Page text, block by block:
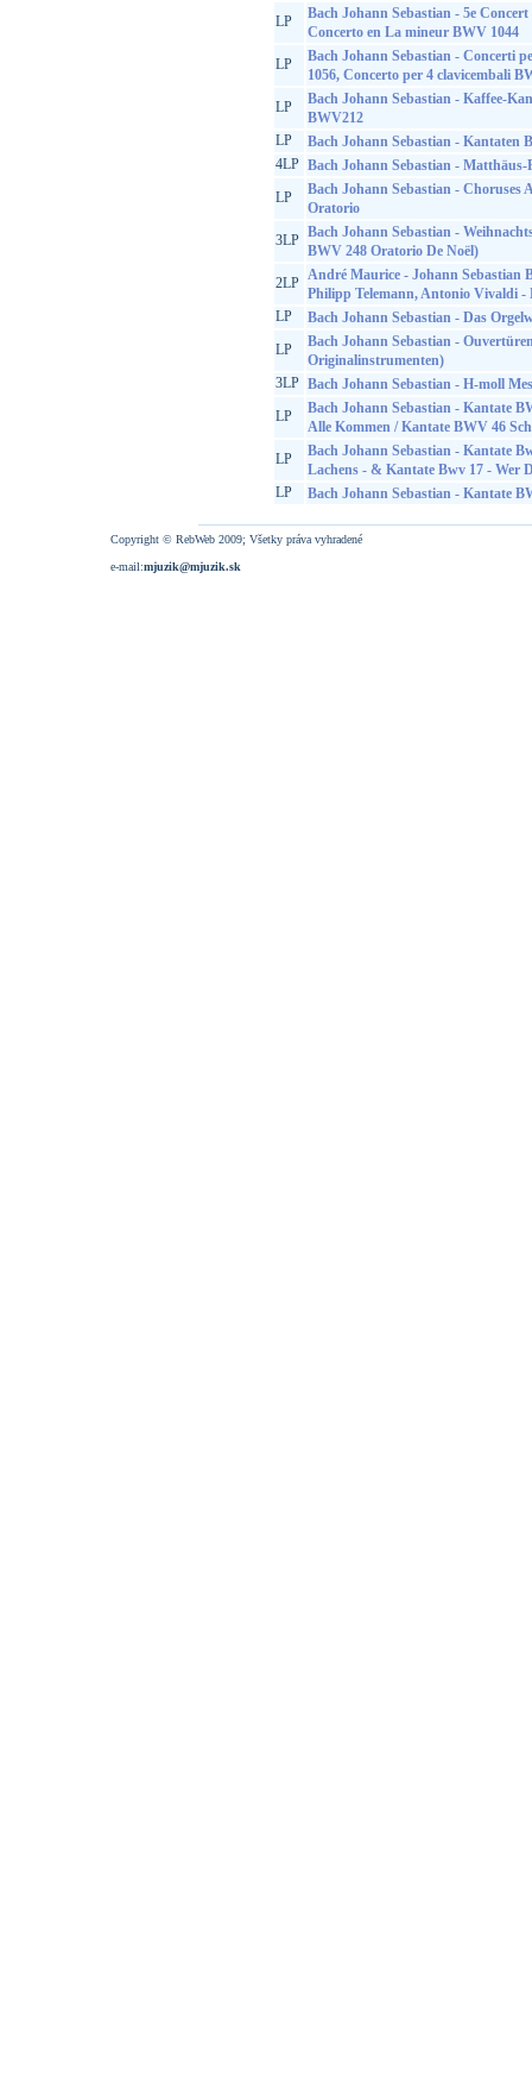
LP
Bach Johann Sebastian - 5e
Concerto en La mineur BWV 1044
LP
Bach Johann Sebastian - Concerti
1056, Concerto per 4 clavicembali
LP
Bach Johann Sebastian - Kaffee-
BWV212
LP
Bach Johann Sebastian - Kantaten
4LP Bach Johann Sebastian - Matthäus-
LP
Bach Johann Sebastian - Choruses
Oratorio
3LP Bach Johann Sebastian -
BWV 248 Oratorio De Noël)
2LP André Maurice - Johann Sebastian
Philipp Telemann, Antonio Vivaldi -
LP
Bach Johann Sebastian - Das
LP
Bach Johann Sebastian -
Originalinstrumenten)
3LP Bach Johann Sebastian - H-moll
LP
Bach Johann Sebastian - Kantate
Alle Kommen / Kantate BWV 46
LP
Bach Johann Sebastian - Kantate
Lachens - & Kantate Bwv 17 - Wer
LP
Bach Johann Sebastian - Kantate
Copyright © RebWeb 2009; Všetky práva vyhradené
e-mail:mjuzik@mjuzik.sk